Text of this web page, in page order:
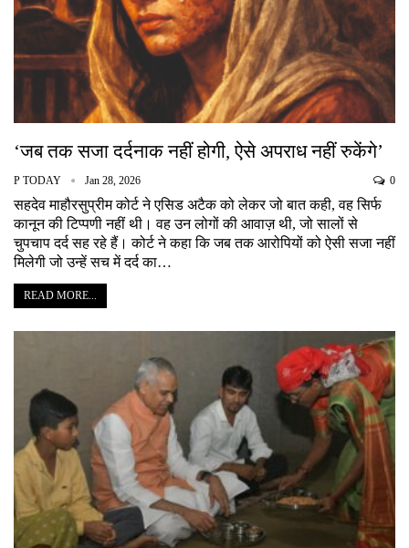
‘जब तक सजा दर्दनाक नहीं होगी, ऐसे अपराध नहीं रुकेंगे’
P TODAY Jan 28, 2026 0
सहदेव माहौरसुप्रीम कोर्ट ने एसिड अटैक को लेकर जो बात कही, वह सिर्फ
कानून की टिप्पणी नहीं थी। वह उन लोगों की आवाज़ थी, जो सालों से
चुपचाप दर्द सह रहे हैं। कोर्ट ने कहा कि जब तक आरोपियों को ऐसी सजा नहीं
मिलेगी जो उन्हें सच में दर्द का…
READ MORE...